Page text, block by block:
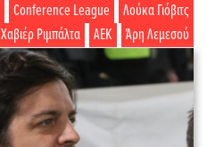
Λούκα Γιόβιτς
Conference League
Άρη Λεμεσού
ΑΕΚ
Χαβιέρ Ριμπάλτα